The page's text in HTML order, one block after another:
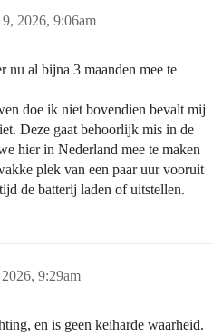
2026, 9:06am
al bijna 3 maanden mee te
doe ik niet bovendien bevalt mij
Deze gaat behoorlijk mis in de
hier in Nederland mee te maken
plek van een paar uur vooruit
de batterij laden of uitstellen.
9:29am
en is geen keiharde waarheid.